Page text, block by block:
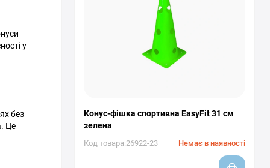
у
без
Це
Конус-фішка спортивна EasyFit 31 см
зелена
Код товара:26922-23 Немає в наявності